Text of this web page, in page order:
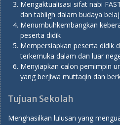
Mengaktualisasi sifat nabi
dan tabligh dalam budaya
Menumbuhkembangkan
peserta didik
Mempersiapkan peserta didik
terkemuka dalam dan luar
Menyiapkan calon pemimpin
yang berjiwa muttaqin dan
Tujuan Sekolah
Menghasilkan lulusan yang